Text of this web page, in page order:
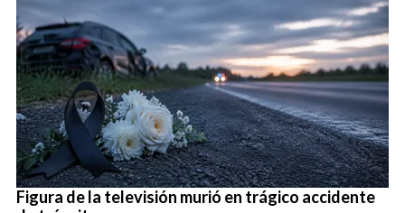
Figura de la televisión murió en trágico accidente